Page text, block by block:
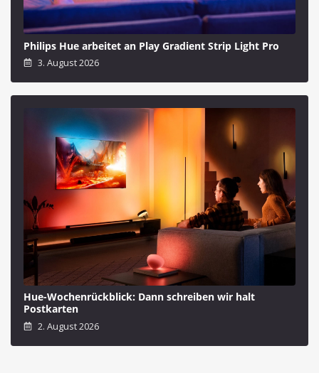
Philips Hue arbeitet an Play Gradient Strip Light Pro
3. August 2026
Hue-Wochenrückblick: Dann schreiben wir halt
Postkarten
2. August 2026